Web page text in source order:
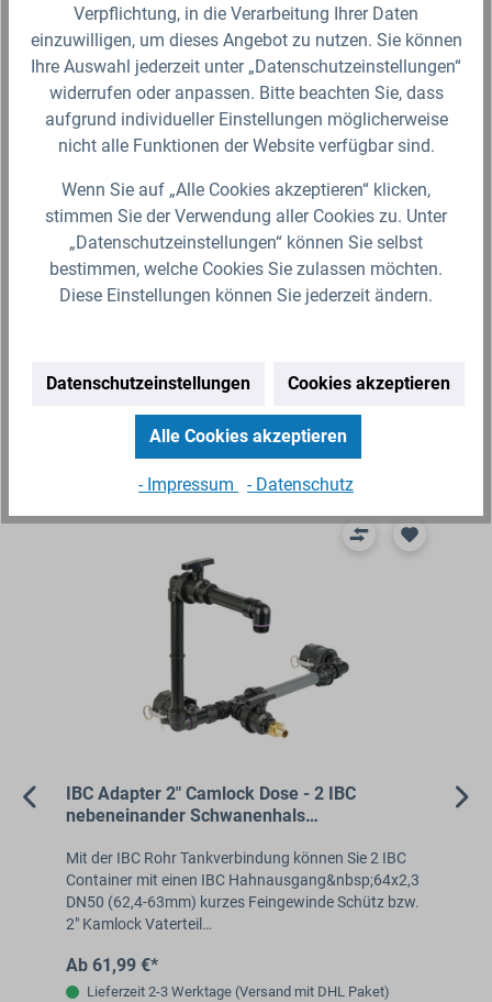
IBC Entlüftungsset & Überlauf Quick Push
Tankdurchführung
Das IBC Entlüftungsset Quick Push eignet sich zur
zwei übereinanderstehenden IBC-Containern.
Dadurch wird der…
27,99 €*
Lieferzeit 2-3 Werktage (Versand mit DHL Paket)
Produktgalerie überspringen
Ähnliche Artikel
IBC Adapter 2" Camlock Dose - 2 IBC
nebeneinander Schwanenhals
Mit der IBC Rohr Tankverbindung können Sie 2 IBC
Container mit einen IBC Hahnausgang&nbsp;64x2,3
DN50 (62,4-63mm) kurzes Feingewinde Schütz bzw.
2" Kamlock Vaterteil…
Ab 61,99 €*
Lieferzeit 2-3 Werktage (Versand mit DHL Paket)
Verpflichtung, in die Verarbeitung Ihrer Daten
einzuwilligen, um dieses Angebot zu nutzen. Sie können
Ihre Auswahl jederzeit unter „Datenschutzeinstellungen“
widerrufen oder anpassen. Bitte beachten Sie, dass
aufgrund individueller Einstellungen möglicherweise
nicht alle Funktionen der Website verfügbar sind.
Wenn Sie auf „Alle Cookies akzeptieren“ klicken,
stimmen Sie der Verwendung aller Cookies zu. Unter
„Datenschutzeinstellungen“ können Sie selbst
bestimmen, welche Cookies Sie zulassen möchten.
Diese Einstellungen können Sie jederzeit ändern.
Datenschutzeinstellungen Cookies akzeptieren
Alle Cookies akzeptieren
- Impressum - Datenschutz